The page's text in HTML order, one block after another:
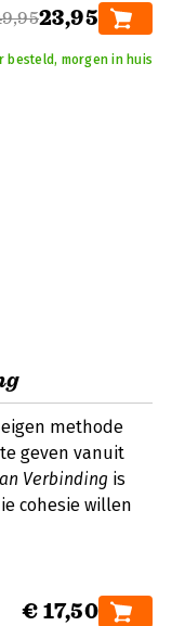
23,95
besteld, morgen in huis
methode
geven vanuit
Verbinding is
cohesie willen
€ 17,50